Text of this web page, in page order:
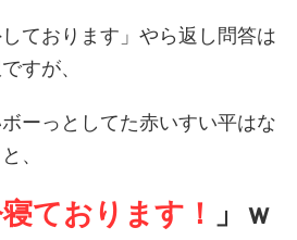
しております」やら返し問答は
すが、
ーっとしてた赤いすい平はな
、
ております！ 」ｗ